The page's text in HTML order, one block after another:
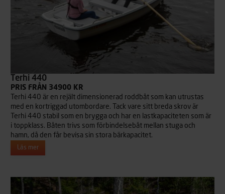
Terhi 440
PRIS FRÅN 34900 KR
Terhi 440 är en rejält dimensionerad roddbåt som kan utrustas
med en kortriggad utombordare. Tack vare sitt breda skrov är
Terhi 440 stabil som en brygga och har en lastkapaciteten som är
i toppklass. Båten trivs som förbindelsebåt mellan stuga och
hamn, då den får bevisa sin stora bärkapacitet.
Läs mer